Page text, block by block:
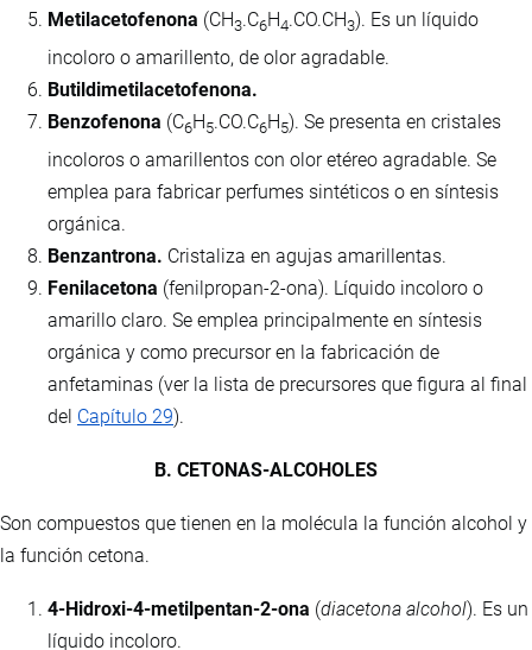
Metilacetofenona (CH3.C6H4.CO.CH3). Es un líquido
incoloro o amarillento, de olor agradable.
Butildimetilacetofenona.
Benzofenona (C6H5.CO.C6H5). Se presenta en cristales
incoloros o amarillentos con olor etéreo agradable. Se
emplea para fabricar perfumes sintéticos o en síntesis
orgánica.
Benzantrona. Cristaliza en agujas amarillentas.
Fenilacetona (fenilpropan-2-ona). Líquido incoloro o
amarillo claro. Se emplea principalmente en síntesis
orgánica y como precursor en la fabricación de
anfetaminas (ver la lista de precursores que figura al final
del Capítulo 29).
B. CETONAS-ALCOHOLES
Son compuestos que tienen en la molécula la función alcohol y
la función cetona.
4-Hidroxi-4-metilpentan-2-ona (diacetona alcohol). Es un
líquido incoloro.